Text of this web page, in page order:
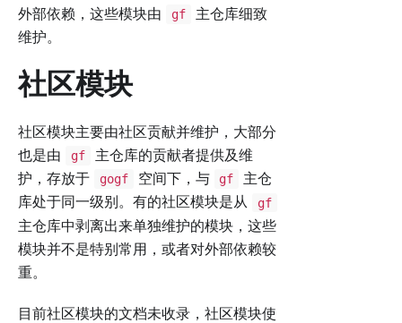
外部依赖，这些模块由
gf
主仓库细致
维护。
社区模块
社区模块主要由社区贡献并维护，大部分
也是由
gf
主仓库的贡献者提供及维
护，存放于
gogf 空间下，与 gf
主仓
库处于同一级别。有的社区模块是从
gf
主仓库中剥离出来单独维护的模块，这些
模块并不是特别常用，或者对外部依赖较
重。
目前社区模块的文档未收录，社区模块使